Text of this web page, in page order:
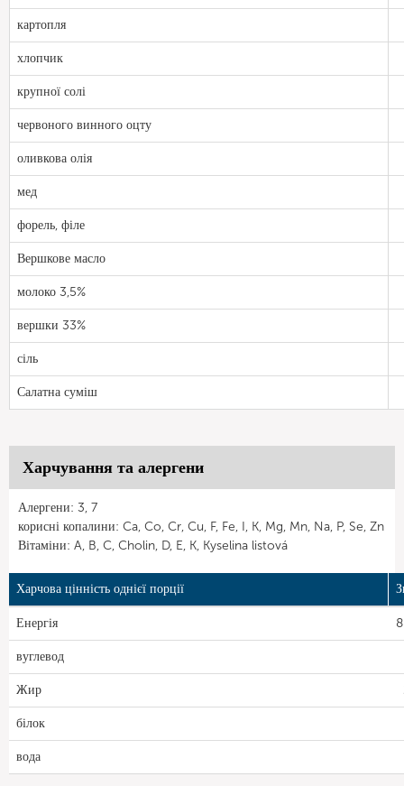
картопля
хлопчик
крупної солі
червоного винного оцту
оливкова олія
мед
форель, філе
Вершкове масло
молоко 3,5%
вершки 33%
сіль
Салатна суміш
Харчування та алергени
Алергени: 3, 7
корисні копалини: Ca, Co, Cr, Cu, F, Fe, I, K, Mg, Mn, Na, P, Se, Zn
Вітаміни: A, B, C, Cholin, D, E, K, Kyselina listová
Харчова цінність однієї порції
Енергія
вуглевод
Жир
білок
вода